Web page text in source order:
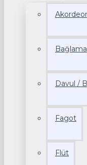
Bağlama
Davul /
Fagot
Flüt